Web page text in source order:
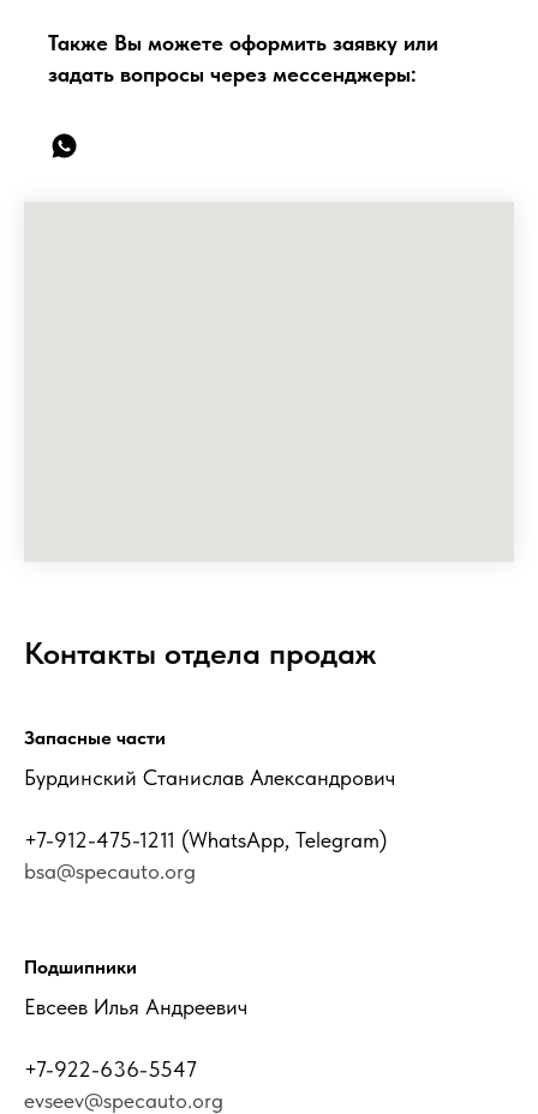
Также Вы можете оформить заявку или
задать вопросы через мессенджеры:
Контакты отдела продаж
Запасные части
Бурдинский Станислав Александрович
+7-912-475-1211 (WhatsApp, Telegram)
bsa@specauto.org
Подшипники
Евсеев Илья Андреевич
+7-922-636-5547
evseev@specauto.org